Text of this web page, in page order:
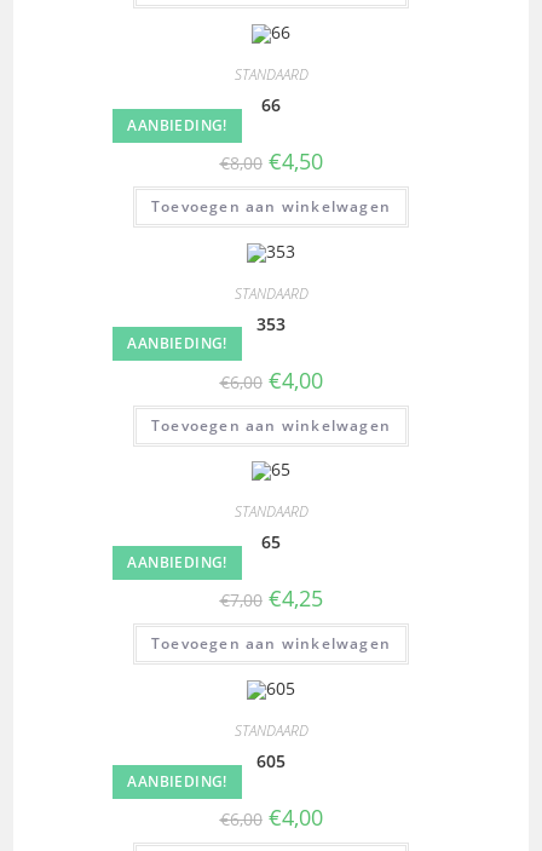
AANBIEDING!
STANDAARD
66
€8,00 €4,50
Toevoegen aan winkelwagen
AANBIEDING!
STANDAARD
353
€6,00 €4,00
Toevoegen aan winkelwagen
AANBIEDING!
STANDAARD
65
€7,00 €4,25
Toevoegen aan winkelwagen
AANBIEDING!
STANDAARD
605
€6,00 €4,00